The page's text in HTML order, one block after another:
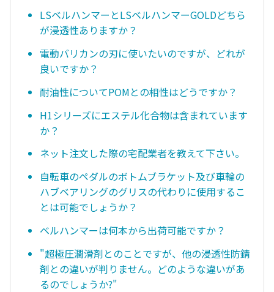
LSベルハンマーとLSベルハンマーGOLDどちら
が浸透性ありますか？
電動バリカンの刃に使いたいのですが、どれが
良いですか？
耐油性についてPOMとの相性はどうですか？
H1シリーズにエステル化合物は含まれています
か？
ネット注文した際の宅配業者を教えて下さい。
自転車のペダルのボトムブラケット及び車輪の
ハブベアリングのグリスの代わりに使用するこ
とは可能でしょうか？
ベルハンマーは何本から出荷可能ですか？
"超極圧潤滑剤とのことですが、他の浸透性防錆
剤との違いが判りません。どのような違いがあ
るのでしょうか?"